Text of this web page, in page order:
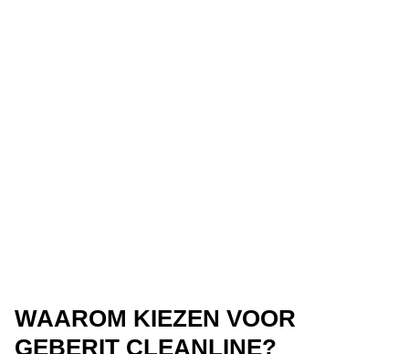
WAAROM KIEZEN VOOR
GEBERIT CLEANLINE?